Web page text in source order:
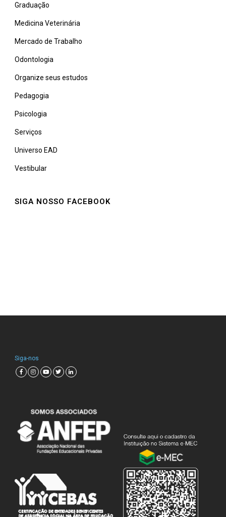
Graduação
Medicina Veterinária
Mercado de Trabalho
Odontologia
Organize seus estudos
Pedagogia
Psicologia
Serviços
Universo EAD
Vestibular
SIGA NOSSO FACEBOOK
Siga-nos